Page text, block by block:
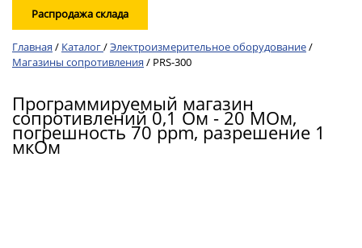
Распродажа склада
Главная / Каталог/Электроизмерительное оборудование/
Магазины сопротивления / PRS-300
Программируемый магазин
сопротивлений 0,1 Ом - 20 МОм,
погрешность 70 ppm, разрешение 1
мкОм